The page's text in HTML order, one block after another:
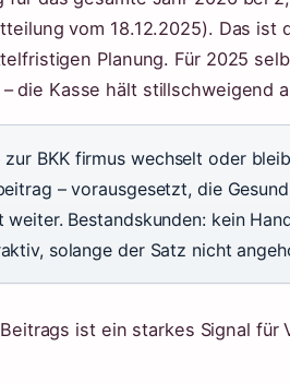
vom 18.12.2025). Das ist
Planung. Für 2025
die Kasse hält stillschweigend
zur BKK firmus wechselt oder
– vorausgesetzt, die
Bestandskunden: kein
solange der Satz nicht
ist ein starkes Signal für